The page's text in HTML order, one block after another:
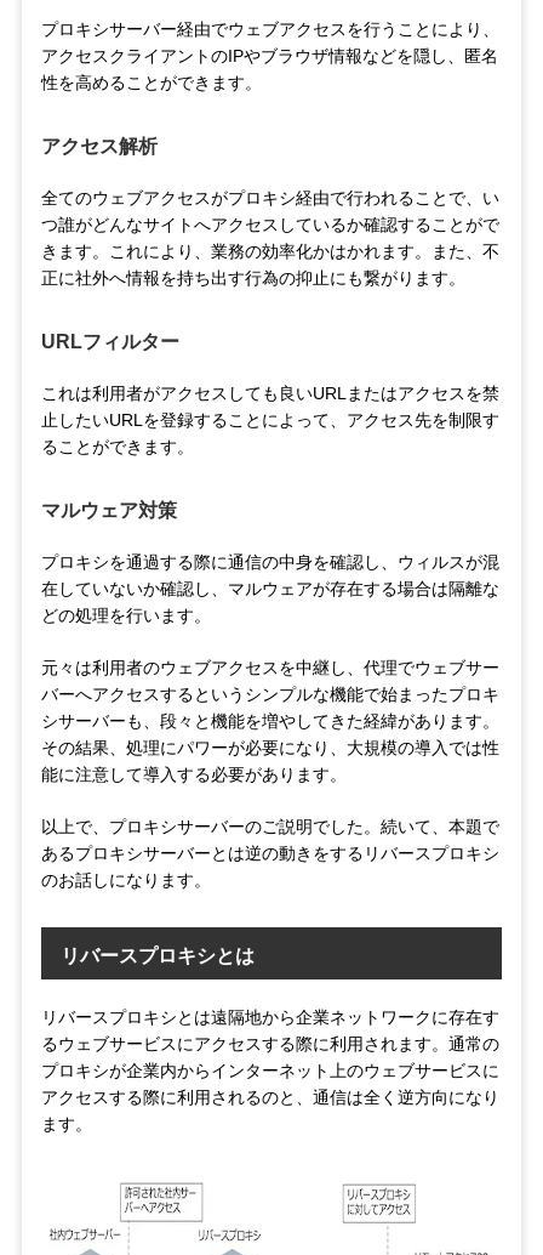
プロキシサーバー経由でウェブアクセスを行うことにより、
アクセスクライアントのIPやブラウザ情報などを隠し、匿名
性を高めることができます。
アクセス解析
全てのウェブアクセスがプロキシ経由で行われることで、い
つ誰がどんなサイトへアクセスしているか確認することがで
きます。これにより、業務の効率化かはかれます。また、不
正に社外へ情報を持ち出す行為の抑止にも繋がります。
URLフィルター
これは利用者がアクセスしても良いURLまたはアクセスを禁
止したいURLを登録することによって、アクセス先を制限す
ることができます。
マルウェア対策
プロキシを通過する際に通信の中身を確認し、ウィルスが混
在していないか確認し、マルウェアが存在する場合は隔離な
どの処理を行います。
元々は利用者のウェブアクセスを中継し、代理でウェブサー
バーへアクセスするというシンプルな機能で始まったプロキ
シサーバーも、段々と機能を増やしてきた経緯があります。
その結果、処理にパワーが必要になり、大規模の導入では性
能に注意して導入する必要があります。
以上で、プロキシサーバーのご説明でした。続いて、本題で
あるプロキシサーバーとは逆の動きをするリバースプロキシ
のお話しになります。
リバースプロキシとは
リバースプロキシとは遠隔地から企業ネットワークに存在す
るウェブサービスにアクセスする際に利用されます。通常の
プロキシが企業内からインターネット上のウェブサービスに
アクセスする際に利用されるのと、通信は全く逆方向になり
ます。